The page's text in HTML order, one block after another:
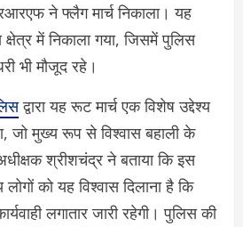
ने फ्लैग मार्च निकाला। यह
में निकाला गया, जिसमें पुलिस
भी मौजूद रहे।
द्वारा यह रूट मार्च एक विशेष उद्देश्य
जो मुख्य रूप से विश्वास बहाली के
श्रीशचंद्र ने बताया कि इस
को यह विश्वास दिलाना है कि
लगातार जारी रहेगी। पुलिस की